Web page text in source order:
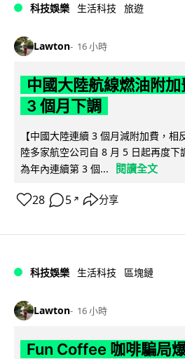
科技娛樂 生活科技 旅遊
Lawton 16 小時
中國大陸航線燃油附
3 個月下調
【中國大陸連續 3 個月減附加費，
陸多家航空公司自 8 月 5 日起再度下
為年內連續第 3 個...
閱讀全文
28 5 ↗ 分享
科技娛樂 生活科技 區塊鏈
Lawton 16 小時
Fun Coffee 咖啡騙局